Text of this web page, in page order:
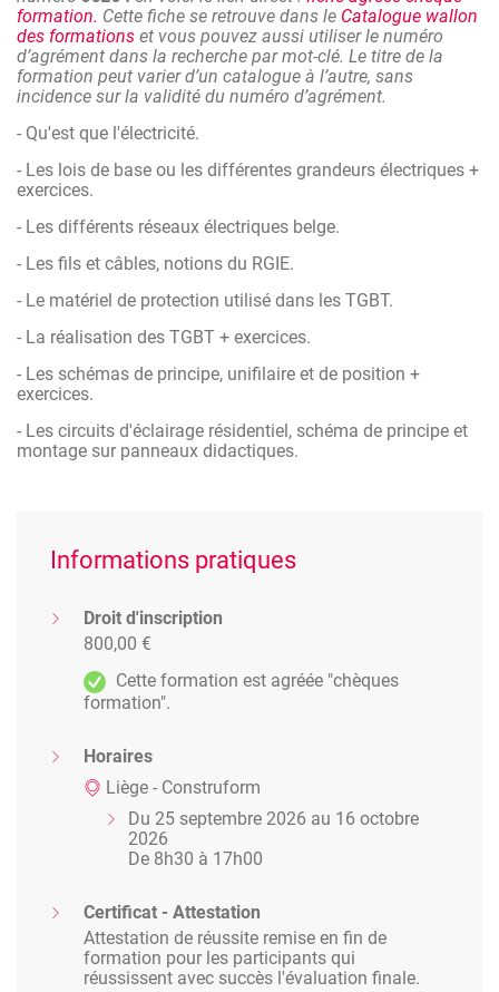
l’électricité du bâtiment dans le respect de la législation et
de la sécurité.
formation. Cette fiche se retrouve dans le Catalogue wallon
des formations et vous pouvez aussi utiliser le numéro
d’agrément dans la recherche par mot-clé. Le titre de la
formation peut varier d’un catalogue à l’autre, sans
incidence sur la validité du numéro d’agrément.
- Qu'est que l'électricité.
- Les lois de base ou les différentes grandeurs électriques +
exercices.
- Les différents réseaux électriques belge.
- Les fils et câbles, notions du RGIE.
- Le matériel de protection utilisé dans les TGBT.
- La réalisation des TGBT + exercices.
- Les schémas de principe, unifilaire et de position +
exercices.
- Les circuits d'éclairage résidentiel, schéma de principe et
montage sur panneaux didactiques.
Informations pratiques
Droit d'inscription
800,00 €
Cette formation est agréée "chèques
formation".
Horaires
Liège - Construform
Du 25 septembre 2026 au 16 octobre
2026
De 8h30 à 17h00
Certificat - Attestation
Attestation de réussite remise en fin de
formation pour les participants qui
réussissent avec succès l'évaluation finale.